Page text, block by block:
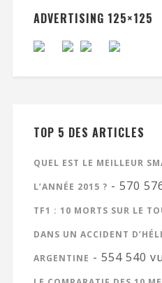
ADVERTISING 125×125
TOP 5 DES ARTICLES
QUEL EST LE MEILLEUR
L’ANNÉE 2015 ? - 570
TF1 : 10 MORTS SUR LE
DANS UN ACCIDENT
ARGENTINE - 554 540